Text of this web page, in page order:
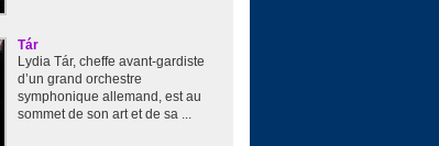
Tár
Lydia Tár, cheffe avant-gardiste
d’un grand orchestre
symphonique allemand, est au
sommet de son art et de sa ...